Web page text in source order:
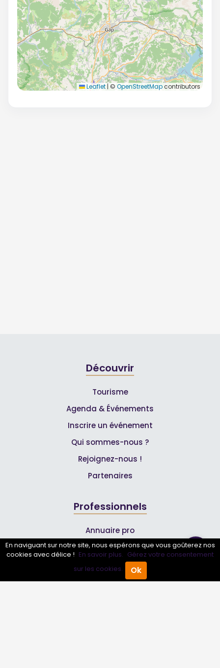
Annuaire Pro Agenda
Leaflet | © OpenStreetMapcontributors
Découvrir
Tourisme
Agenda & Événements
Inscrire un événement
Qui sommes-nous ?
Rejoignez-nous !
Partenaires
Professionnels
Annuaire pro
Inscrire mon entreprise
Les Abonnements Pros
En naviguant sur notre site, nous espérons que vous goûterez nos
cookies avec délice ! En savoir plus. Gérez votre consentement
sur les cookies.
Ok